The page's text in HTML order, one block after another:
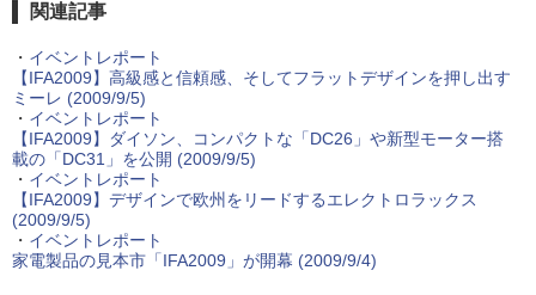
関連記事
・ イベントレポート
【IFA2009】高級感と信頼感、そしてフラットデザインを押し出す
ミーレ (2009/9/5)
・ イベントレポート
【IFA2009】ダイソン、コンパクトな「DC26」や新型モーター搭
載の「DC31」を公開 (2009/9/5)
・ イベントレポート
【IFA2009】デザインで欧州をリードするエレクトロラックス
(2009/9/5)
・ イベントレポート
家電製品の見本市「IFA2009」が開幕 (2009/9/4)